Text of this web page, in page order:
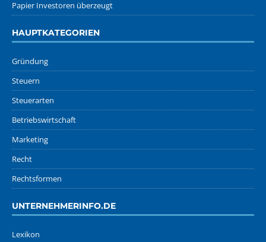
Papier Investoren überzeugt
HAUPTKATEGORIEN
Gründung
Steuern
Steuerarten
Betriebswirtschaft
Marketing
Recht
Rechtsformen
UNTERNEHMERINFO.DE
Lexikon